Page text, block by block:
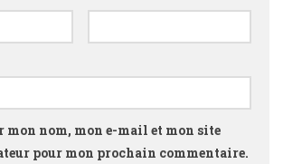
mon nom, mon e-mail et mon site
pour mon prochain commentaire.